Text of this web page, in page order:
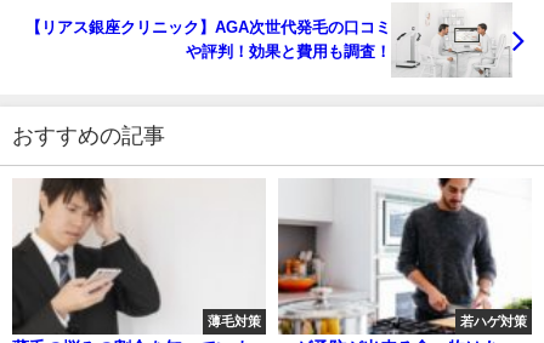
【リアス銀座クリニック】AGA次世代発毛の口コミ
や評判！効果と費用も調査！
おすすめの記事
薄毛対策 若ハゲ対策